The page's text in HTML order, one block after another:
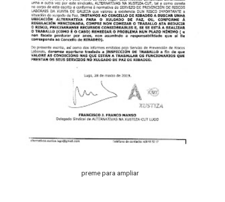
preme para ampliar